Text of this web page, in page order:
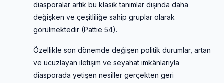
diasporalar artık bu klasik tanımlar dışında daha
değişken ve çeşitliliğe sahip gruplar olarak
görülmektedir (Pattie 54).
Özellikle son dönemde değişen politik durumlar, artan
ve ucuzlayan iletişim ve seyahat imkânlarıyla
diasporada yetişen nesiller gerçekten geri